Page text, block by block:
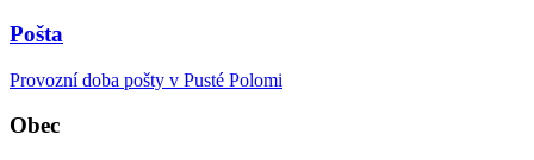
Pošta
Provozní doba pošty v Pusté Polomi
Obec